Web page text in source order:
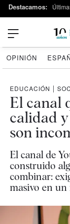
Destacamos:
OPINIÓN
EDUCACIÓN |
El canal
calidad
son
El canal de
construido
combinar:
masivo en un